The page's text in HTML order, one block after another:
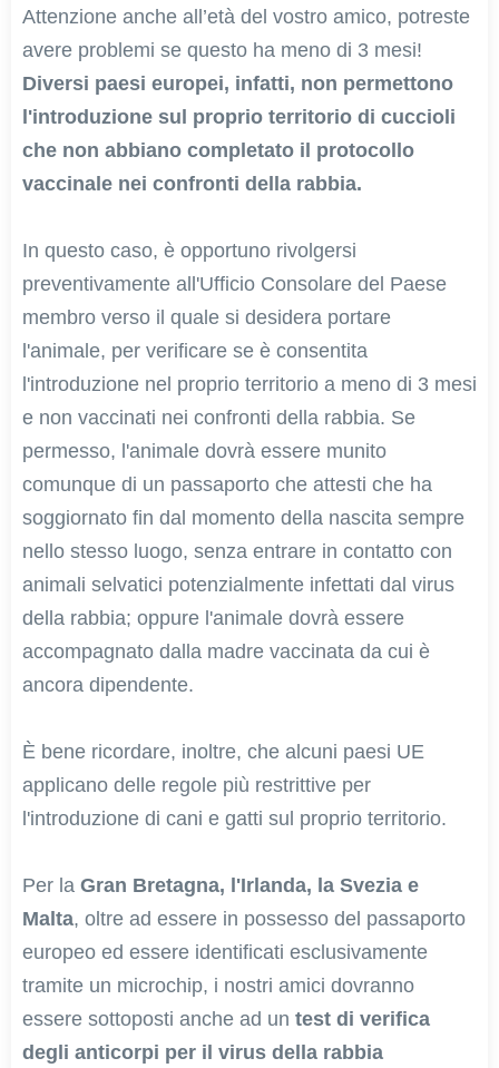
Attenzione anche all’età del vostro amico, potreste
avere problemi se questo ha meno di 3 mesi!
Diversi paesi europei, infatti, non permettono
l'introduzione sul proprio territorio di cuccioli
che non abbiano completato il protocollo
vaccinale nei confronti della rabbia.
In questo caso, è opportuno rivolgersi
preventivamente all'Ufficio Consolare del Paese
membro verso il quale si desidera portare
l'animale, per verificare se è consentita
l'introduzione nel proprio territorio a meno di 3 mesi
e non vaccinati nei confronti della rabbia. Se
permesso, l'animale dovrà essere munito
comunque di un passaporto che attesti che ha
soggiornato fin dal momento della nascita sempre
nello stesso luogo, senza entrare in contatto con
animali selvatici potenzialmente infettati dal virus
della rabbia; oppure l'animale dovrà essere
accompagnato dalla madre vaccinata da cui è
ancora dipendente.
È bene ricordare, inoltre, che alcuni paesi UE
applicano delle regole più restrittive per
l'introduzione di cani e gatti sul proprio territorio.
Per la Gran Bretagna, l'Irlanda, la Svezia e
Malta, oltre ad essere in possesso del passaporto
europeo ed essere identificati esclusivamente
tramite un microchip, i nostri amici dovranno
essere sottoposti anche ad un test di verifica
degli anticorpi per il virus della rabbia